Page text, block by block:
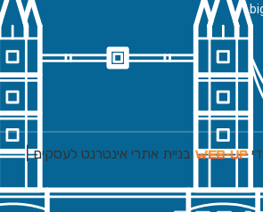
בניית אתרי אינטרנט לעסקים|